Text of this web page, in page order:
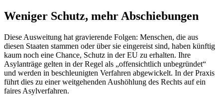
Weniger Schutz, mehr Abschiebungen
Diese Ausweitung hat gravierende Folgen: Menschen, die aus
diesen Staaten stammen oder über sie eingereist sind, haben künftig
kaum noch eine Chance, Schutz in der EU zu erhalten. Ihre
Asylanträge gelten in der Regel als „offensichtlich unbegründet“
und werden in beschleunigten Verfahren abgewickelt. In der Praxis
führt dies zu einer weitgehenden Aushöhlung des Rechts auf ein
faires Asylverfahren.